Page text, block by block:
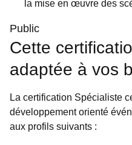
la mise en œuvre des
Public
Cette
adaptée à vos
La certification Spécialiste
développement orienté
aux profils suivants :